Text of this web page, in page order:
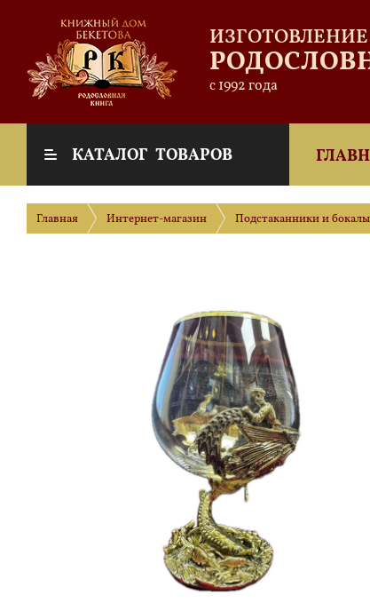
с 1992 года
КАТАЛОГ ТОВАРОВ
Главная Интернет-магазин Подстаканники и бокалы